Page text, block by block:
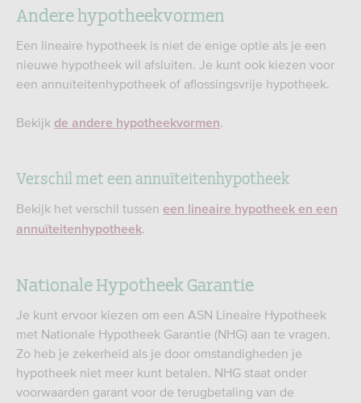
Andere hypotheekvormen
Een lineaire hypotheek is niet de enige optie als je een
nieuwe hypotheek wil afsluiten. Je kunt ook kiezen voor
een annuïteitenhypotheek of aflossingsvrije hypotheek.
Bekijk de andere hypotheekvormen.
Verschil met een annuïteitenhypotheek
Bekijk het verschil tussen een lineaire hypotheek en een
annuïteitenhypotheek.
Nationale Hypotheek Garantie
Je kunt ervoor kiezen om een ASN Lineaire Hypotheek
met Nationale Hypotheek Garantie (NHG) aan te vragen.
Zo heb je zekerheid als je door omstandigheden je
hypotheek niet meer kunt betalen. NHG staat onder
voorwaarden garant voor de terugbetaling van de